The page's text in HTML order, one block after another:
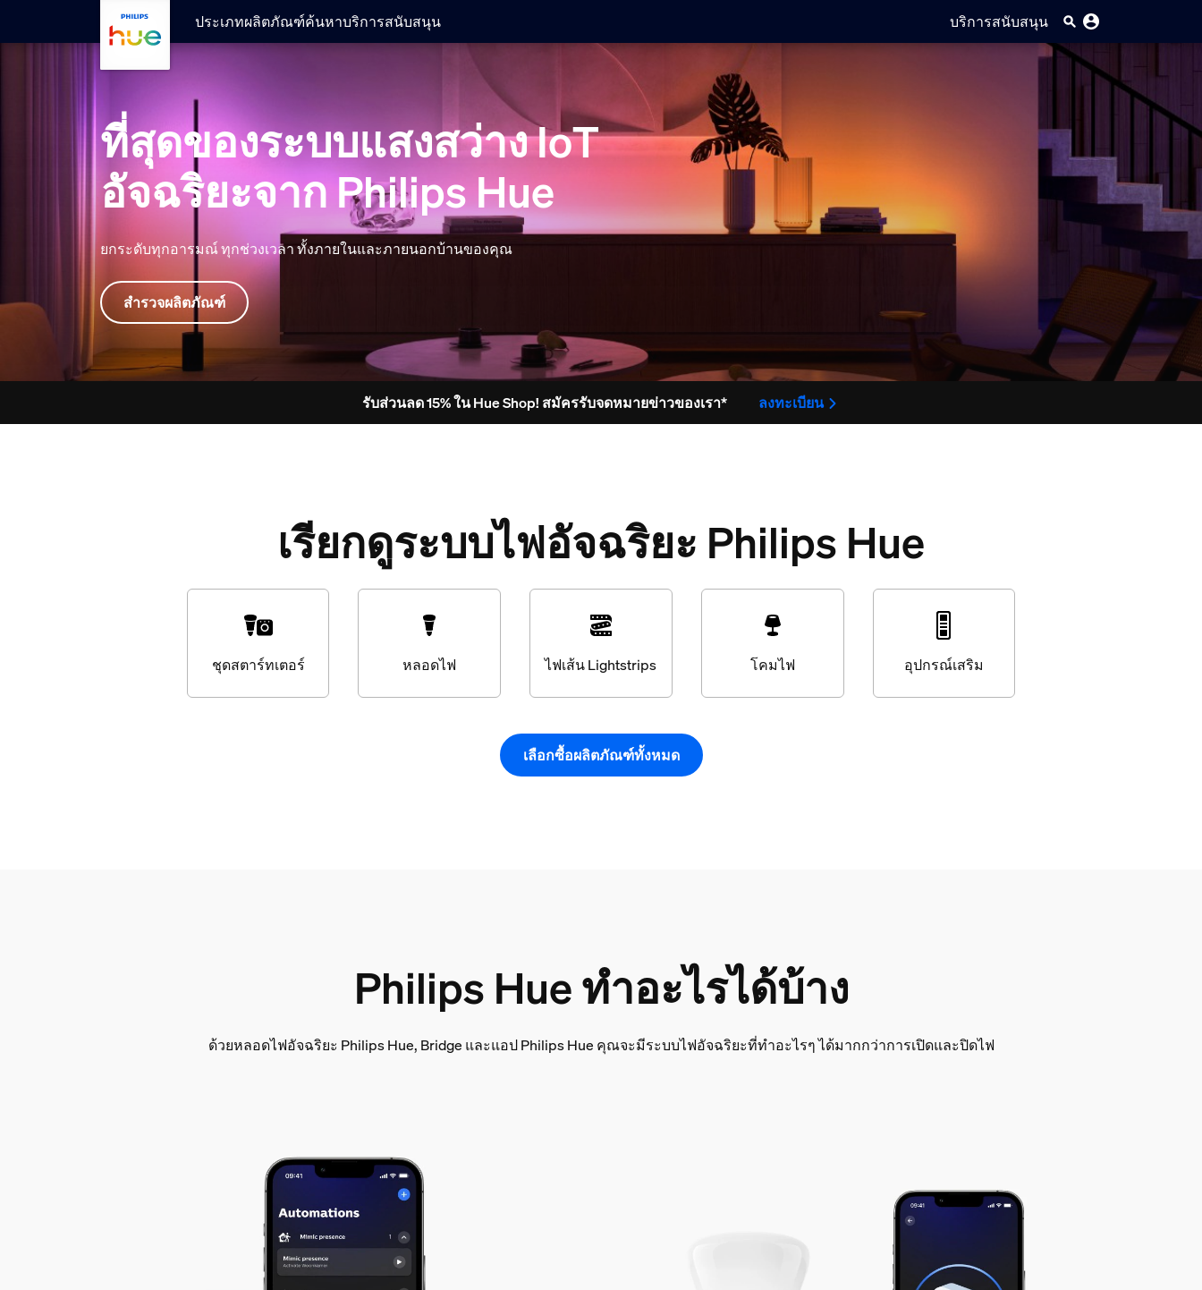
ข้ามไปยังเนื้อหาหลัก
ประเภทผลิตภัณฑ์ค้นหาบริการสนับสนุน บริการสนับสนุน
ที่สุดของระบบแสงสว่าง IoT
อัจฉริยะจาก Philips Hue
ยกระดับทุกอารมณ์ ทุกช่วงเวลา ทั้งภายในและภายนอกบ้านของคุณ
สำรวจผลิตภัณฑ์
รับส่วนลด 15% ใน Hue Shop! สมัครรับจดหมายข่าวของเรา* ลงทะเบียน
เรียกดูระบบไฟอัจฉริยะ Philips Hue
ชุดสตาร์ทเตอร์ หลอดไฟ ไฟเส้น Lightstrips โคมไฟ อุปกรณ์เสริม
เลือกซื้อผลิตภัณฑ์ทั้งหมด
Philips Hue ทำอะไรได้บ้าง
ด้วยหลอดไฟอัจฉริยะ Philips Hue, Bridge และแอป Philips Hue คุณจะมีระบบไฟอัจฉริยะที่ทำอะไรๆ ได้มากกว่าการเปิดและปิดไฟ